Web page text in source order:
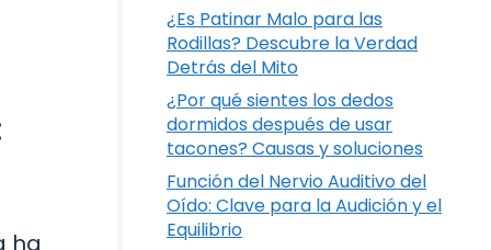
ha
¿Es Patinar Malo para las
Rodillas? Descubre la Verdad
Detrás del Mito
¿Por qué sientes los dedos
dormidos después de usar
tacones? Causas y soluciones
Función del Nervio Auditivo del
Oído: Clave para la Audición y el
Equilibrio